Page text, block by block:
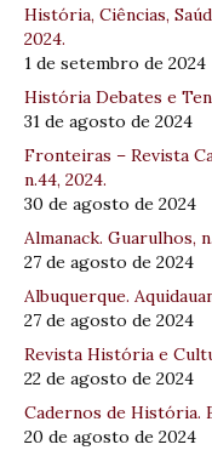
História, Ciências,
2024.
1 de setembro de 2024
História Debates e
31 de agosto de 2024
Fronteiras – Revista
n.44, 2024.
30 de agosto de 2024
Almanack. Guarulhos,
27 de agosto de 2024
Albuquerque.
27 de agosto de 2024
Revista História e
22 de agosto de 2024
Cadernos de História.
20 de agosto de 2024